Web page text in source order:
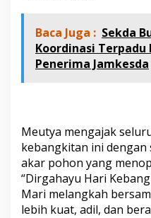
Baca Juga : Sekda
Koordinasi Terpadu
Penerima Jamkesda
Meutya mengajak
kebangkitan ini
akar pohon yang
“Dirgahayu Hari
Mari melangkah
lebih kuat, adil, dan